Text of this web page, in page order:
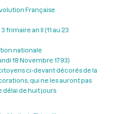
Française
frimaire an II (11 au 23
nationale
18 Novembre 1793)
ci-devant décorés de la
qui ne les auront pas
délai de huit jours